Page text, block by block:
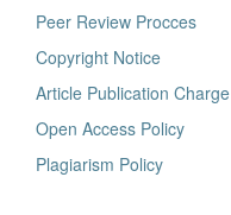
Peer Review Procces
Copyright Notice
Article Publication Charge
Open Access Policy
Plagiarism Policy